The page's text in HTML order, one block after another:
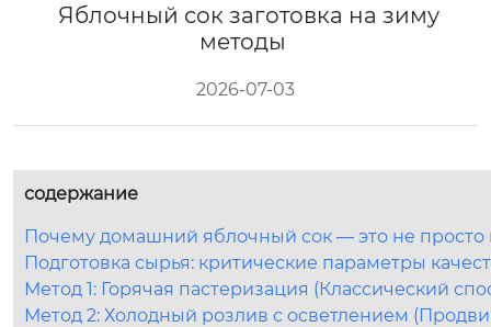
Яблочный сок заготовка на зиму
методы
2026-07-03
содержание
Почему домашний яблочный сок — это не просто
Подготовка сырья: критические параметры
Метод 1: Горячая пастеризация (Классический
Метод 2: Холодный розлив с осветлением